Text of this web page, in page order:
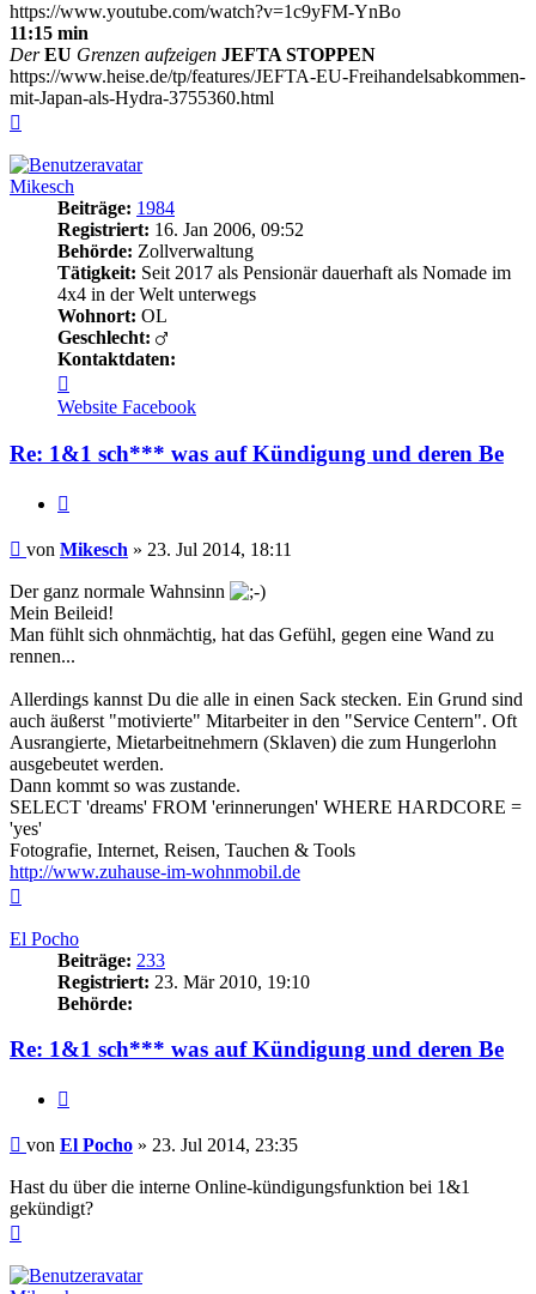
https://www.youtube.com/watch?v=1c9yFM-YnBo
11:15 min
Der EU Grenzen aufzeigen JEFTA STOPPEN
https://www.heise.de/tp/features/JEFTA-EU-Freihandelsabkommen-
mit-Japan-als-Hydra-3755360.html
Mikesch
Beiträge: 1984
Registriert: 16. Jan 2006, 09:52
Behörde: Zollverwaltung
Tätigkeit: Seit 2017 als Pensionär dauerhaft als Nomade im
4x4 in der Welt unterwegs
Wohnort: OL
Geschlecht:
Kontaktdaten:
von
Mikesch
Website Facebook
Re: 1&1 sch*** was auf Kündigung und deren Be
Beitrag
von Mikesch » 23. Jul 2014, 18:11
Der ganz normale Wahnsinn
Mein Beileid!
Man fühlt sich ohnmächtig, hat das Gefühl, gegen eine Wand zu
rennen...
Allerdings kannst Du die alle in einen Sack stecken. Ein Grund sind
auch äußerst "motivierte" Mitarbeiter in den "Service Centern". Oft
Ausrangierte, Mietarbeitnehmern (Sklaven) die zum Hungerlohn
ausgebeutet werden.
Dann kommt so was zustande.
SELECT 'dreams' FROM 'erinnerungen' WHERE HARDCORE =
'yes'
Fotografie, Internet, Reisen, Tauchen & Tools
http://www.zuhause-im-wohnmobil.de
El Pocho
Beiträge: 233
Registriert: 23. Mär 2010, 19:10
Behörde:
Re: 1&1 sch*** was auf Kündigung und deren Be
Beitrag
von El Pocho » 23. Jul 2014, 23:35
Hast du über die interne Online-kündigungsfunktion bei 1&1
gekündigt?